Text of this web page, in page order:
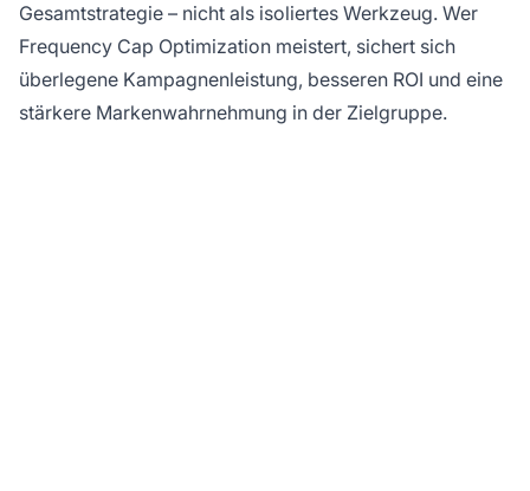
Gesamtstrategie – nicht als isoliertes Werkzeug. Wer
Frequency Cap Optimization meistert, sichert sich
überlegene Kampagnenleistung, besseren ROI und eine
stärkere Markenwahrnehmung in der Zielgruppe.